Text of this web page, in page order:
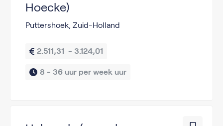
Hoecke)
Puttershoek, Zuid-Holland
2.511,31  - 3.124,01
8 - 36 uur per week uur